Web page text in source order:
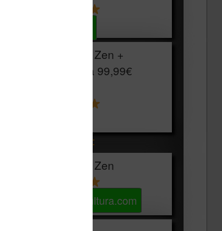
Vivlio Light Zen +
HOUSSE à 99,99€
Les accessibles :
Vivlio Light Zen
Voir sur Cultura.com